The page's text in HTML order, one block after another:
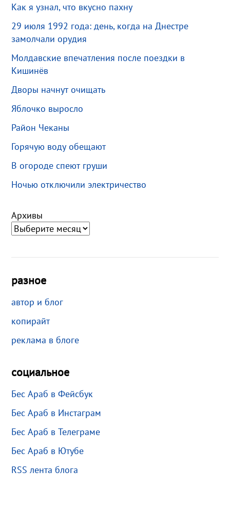
Как я узнал, что вкусно пахну
29 июля 1992 года: день, когда на Днестре
замолчали орудия
Молдавские впечатления после поездки в
Кишинёв
Дворы начнут очищать
Яблочко выросло
Район Чеканы
Горячую воду обещают
В огороде спеют груши
Ночью отключили электричество
Архивы
разное
автор и блог
копирайт
реклама в блоге
социальное
Бес Араб в Фейсбук
Бес Араб в Инстаграм
Бес Араб в Телеграме
Бес Араб в Ютубе
RSS лента блога